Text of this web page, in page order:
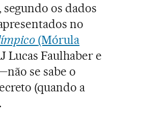
os dados
no
(Mórula
Lucas Faulhaber e
se sabe o
(quando a